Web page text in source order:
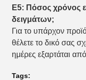
Ε5: Πόσος χρόνος
δειγμάτων;
Για το υπάρχον
θέλετε το δικό σας
ημέρες εξαρτάται
Tags: